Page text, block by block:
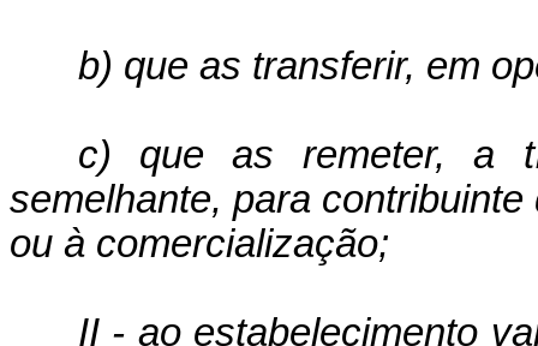
b) que as transferir, em
c) que as remeter, a
semelhante, para
ou à comercialização;
II - ao estabelecimento